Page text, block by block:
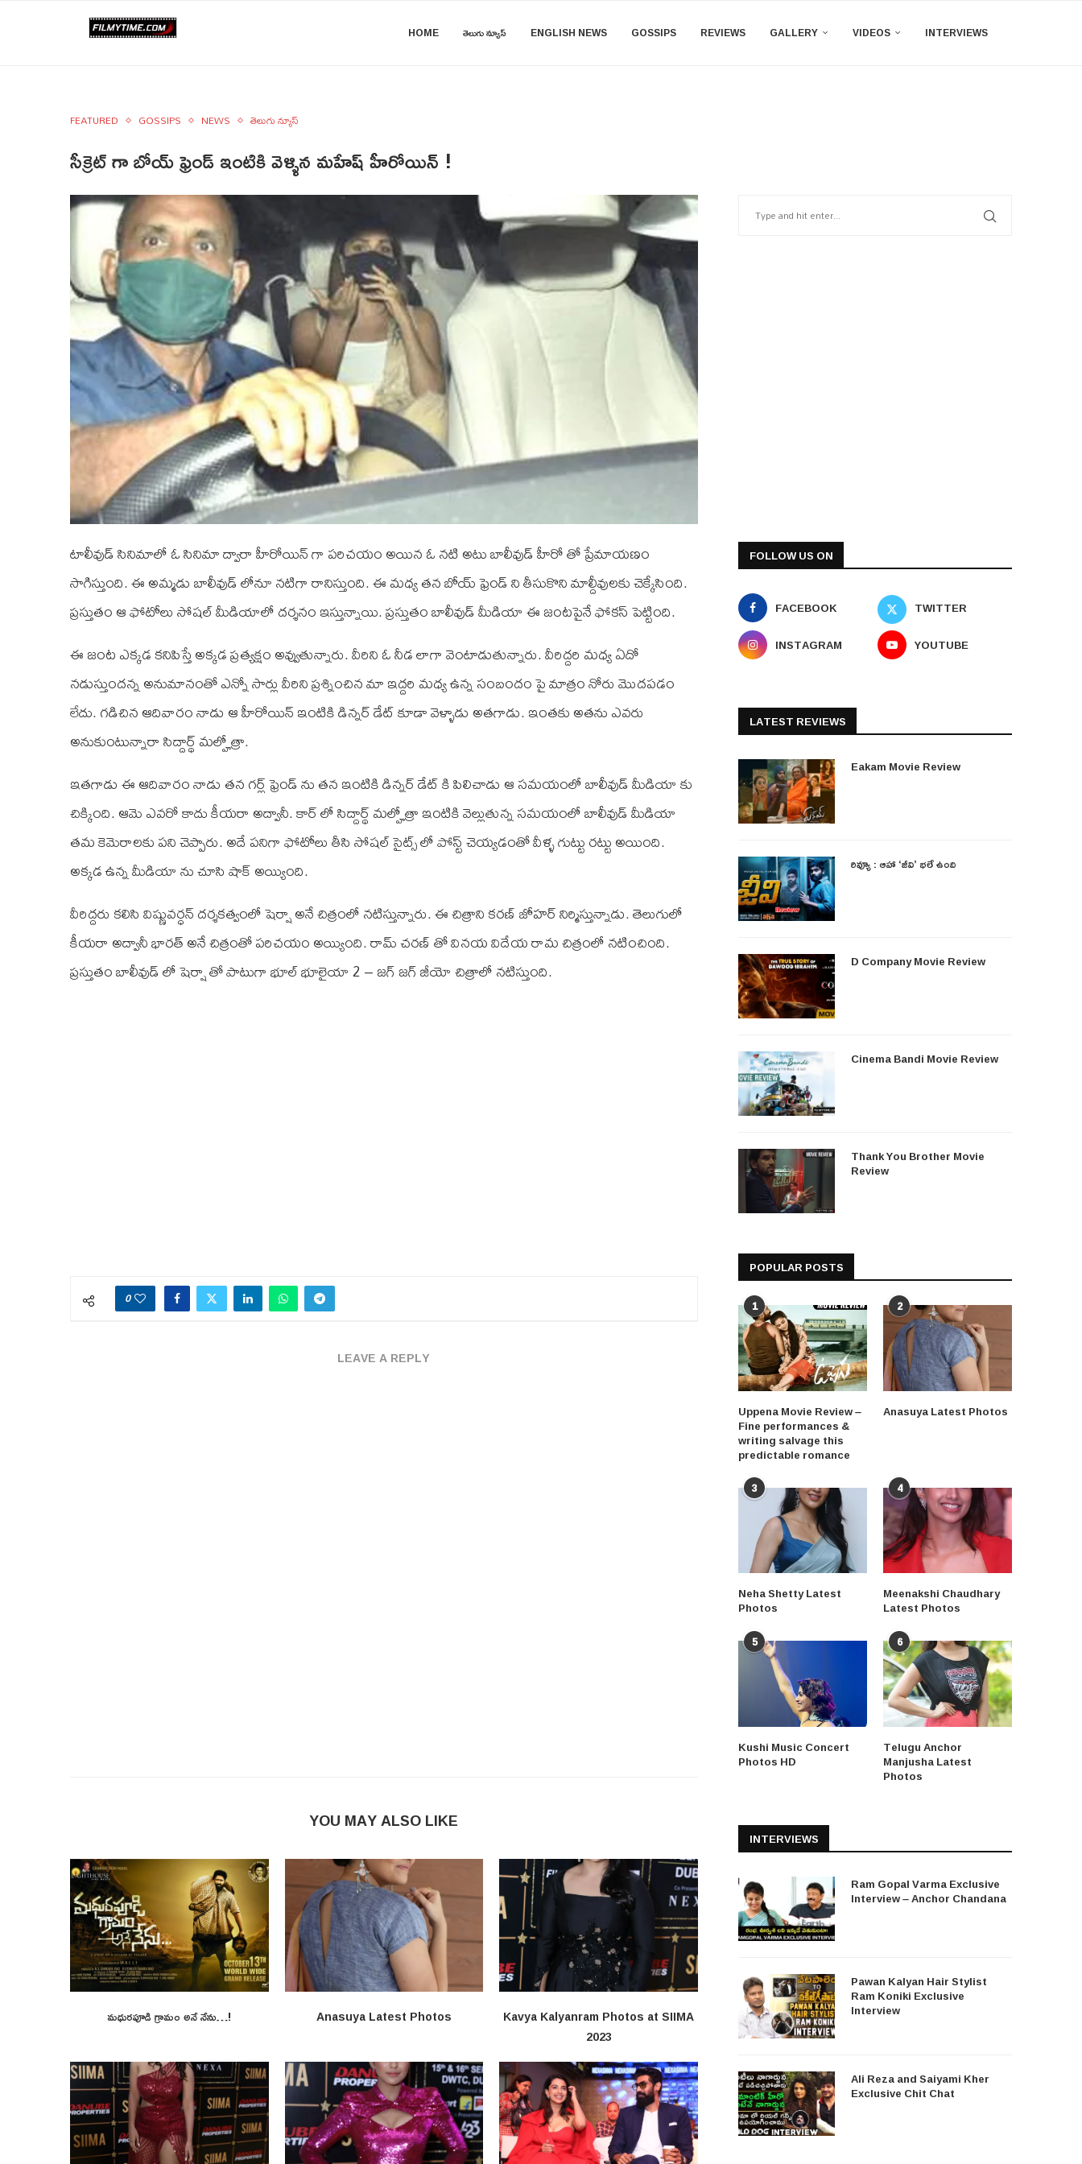
HOME తెలుగు న్యూస్ ENGLISH NEWS GOSSIPS REVIEWS GALLERY VIDEOS INTERVIEWS
FEATURED GOSSIPS NEWS తెలుగు న్యూస్
సీక్రెట్ గా బోయ్ ఫ్రెండ్ ఇంటికి వెళ్ళిన మహేష్ హీరోయిన్ !
టాలీవుడ్ సినిమాలో ఓ సినిమా ద్వారా హీరోయిన్ గా పరిచయం అయిన ఓ నటి అటు బాలీవుడ్ హీరో తో ప్రేమాయణం
సాగిస్తుంది. ఈ అమ్మడు బాలీవుడ్ లోనూ నటిగా రానిస్తుంది. ఈ మధ్య తన బోయ్ ఫ్రెండ్ ని తీసుకొని మాల్దీవులకు చెక్కేసింది.
ప్రస్తుతం ఆ ఫోటోలు సోషల్ మీడియాలో దర్శనం ఇస్తున్నాయి. ప్రస్తుతం బాలీవుడ్ మీడియా ఈ జంటపైనే ఫోకస్ పెట్టింది.
ఈ జంట ఎక్కడ కనిపిస్తే అక్కడ ప్రత్యక్షం అవ్వుతున్నారు. వీరిని ఓ నీడ లాగా వెంటాడుతున్నారు. వీరిద్దరి మధ్య ఏదో
నడుస్తుందన్న అనుమానంతో ఎన్నో సార్లు వీరిని ప్రశ్నించిన మా ఇద్దరి మధ్య ఉన్న సంబందం పై మాత్రం నోరు మొదపడం
లేదు. గడిచిన ఆదివారం నాడు ఆ హీరోయిన్ ఇంటికి డిన్నర్ డేట్ కూడా వెళ్ళాడు అతగాడు. ఇంతకు అతను ఎవరు
అనుకుంటున్నారా సిద్దార్థ్ మల్హోత్రా.
ఇతగాడు ఈ ఆదివారం నాడు తన గర్ల్ ఫ్రెండ్ ను తన ఇంటికి డిన్నర్ డేట్ కి పిలిచాడు ఆ సమయంలో బాలీవుడ్ మీడియా కు
చిక్కింది. ఆమె ఎవరో కాదు కీయరా అద్వానీ. కార్ లో సిద్దార్థ్ మల్హోత్రా ఇంటికి వెల్లుతున్న సమయంలో బాలీవుడ్ మీడియా
తమ కెమెరాలకు పని చెప్పారు. అదే పనిగా ఫోటోలు తీసి సోషల్ సైట్స్ లో పోస్ట్ చెయ్యడంతో వీళ్ళ గుట్టు రట్టు అయింది.
అక్కడ ఉన్న మీడియా ను చూసి షాక్ అయ్యింది.
వీరిద్దరు కలిసి విష్ణువర్ధన్ దర్శకత్వంలో షెర్షా అనే చిత్రంలో నటిస్తున్నారు. ఈ చిత్రాని కరణ్ జోహర్ నిర్మిస్తున్నాడు. తెలుగులో
కీయరా అద్వానీ భారత్ అనే చిత్రంతో పరిచయం అయ్యింది. రామ్ చరణ్ తో వినయ విదేయ రామ చిత్రంలో నటించింది.
ప్రస్తుతం బాలీవుడ్ లో షెర్షా తో పాటుగా భూల్ భూలైయా 2 – జగ్ జగ్ జీయో చిత్రాలో నటిస్తుంది.
0
LEAVE A REPLY
YOU MAY ALSO LIKE
మధురపూడి గ్రామం అనే నేను…! Anasuya Latest Photos
Kavya Kalyanram Photos at SIIMA
2023
FOLLOW US ON
FACEBOOK
TWITTER
INSTAGRAM
YOUTUBE
LATEST REVIEWS
Eakam Movie Review
రివ్యూ : ఆహా ‘జీవి’ భలే ఉంది
D Company Movie Review
Cinema Bandi Movie Review
Thank You Brother Movie
Review
POPULAR POSTS
1
Uppena Movie Review –
Fine performances &
writing salvage this
predictable romance
2
Anasuya Latest Photos
3
Neha Shetty Latest
Photos
4
Meenakshi Chaudhary
Latest Photos
5
Kushi Music Concert
Photos HD
6
Telugu Anchor
Manjusha Latest
Photos
INTERVIEWS
Ram Gopal Varma Exclusive
Interview – Anchor Chandana
Pawan Kalyan Hair Stylist
Ram Koniki Exclusive
Interview
Ali Reza and Saiyami Kher
Exclusive Chit Chat